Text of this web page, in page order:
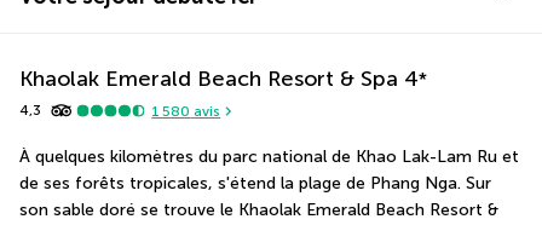
Khaolak Emerald Beach Resort & Spa 4*
4,3 1 580 avis
À quelques kilomètres du parc national de Khao Lak-Lam Ru et
de ses forêts tropicales, s'étend la plage de Phang Nga. Sur
son sable doré se trouve le Khaolak Emerald Beach Resort &